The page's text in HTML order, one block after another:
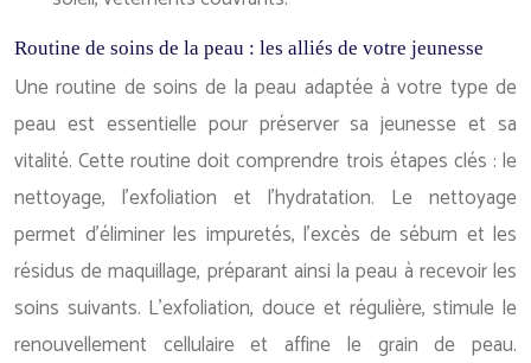
Routine de soins de la peau : les alliés de votre jeunesse
Une routine de soins de la peau adaptée à votre type de
peau est essentielle pour préserver sa jeunesse et sa
vitalité. Cette routine doit comprendre trois étapes clés : le
nettoyage, l’exfoliation et l’hydratation. Le nettoyage
permet d’éliminer les impuretés, l’excès de sébum et les
résidus de maquillage, préparant ainsi la peau à recevoir les
soins suivants. L’exfoliation, douce et régulière, stimule le
renouvellement cellulaire et affine le grain de peau.